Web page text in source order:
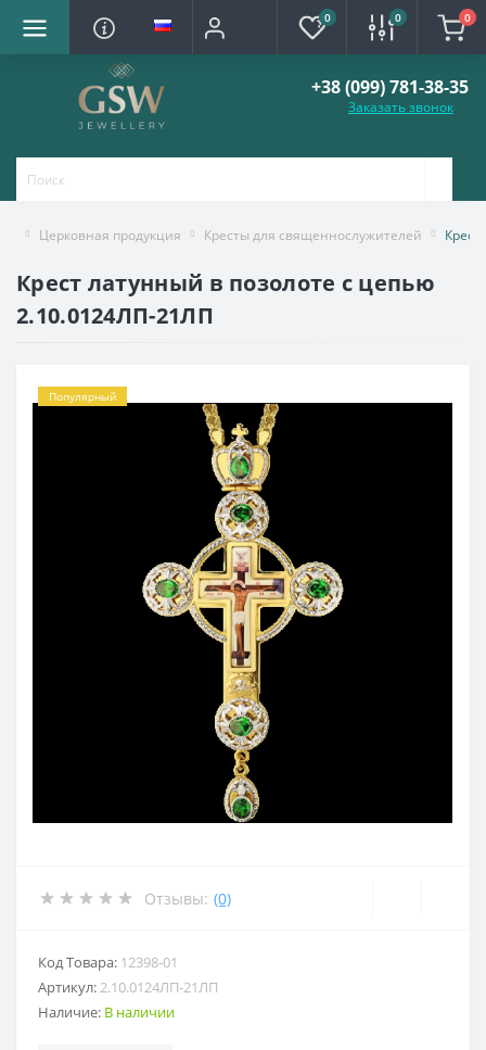
0 0 0
+38 (099) 781-38-35
Заказать звонок
Церковная продукция Кресты для священнослужителей
Крест латунный в позолоте с цепью
2.10.0124ЛП-21ЛП
Популярный
Отзывы: (0)
Код Товара: 12398-01
Артикул:2.10.0124ЛП-21ЛП
Наличие: В наличии